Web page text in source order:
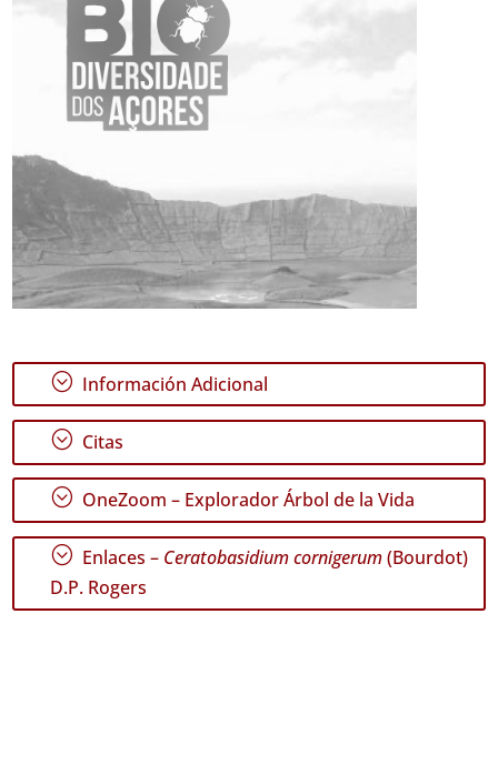
; Información Adicional
; Citas
; OneZoom – Explorador Árbol de la Vida
; Enlaces – Ceratobasidium cornigerum(Bourdot)
D.P. Rogers